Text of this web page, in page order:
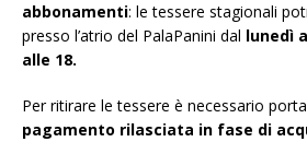
abbonamenti: le tessere stagionali
presso l’atrio del PalaPanini dal lunedì
alle 18.
Per ritirare le tessere è necessario
pagamento rilasciata in fase di